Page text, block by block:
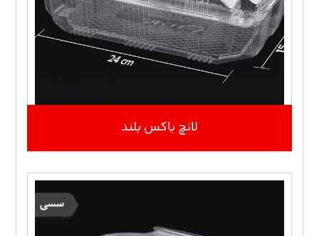
لانچ باکس بلند